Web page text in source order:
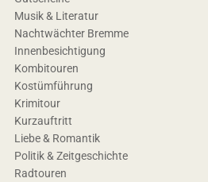
Musik & Literatur
Nachtwächter Bremme
Innenbesichtigung
Kombitouren
Kostümführung
Krimitour
Kurzauftritt
Liebe & Romantik
Politik & Zeitgeschichte
Radtouren